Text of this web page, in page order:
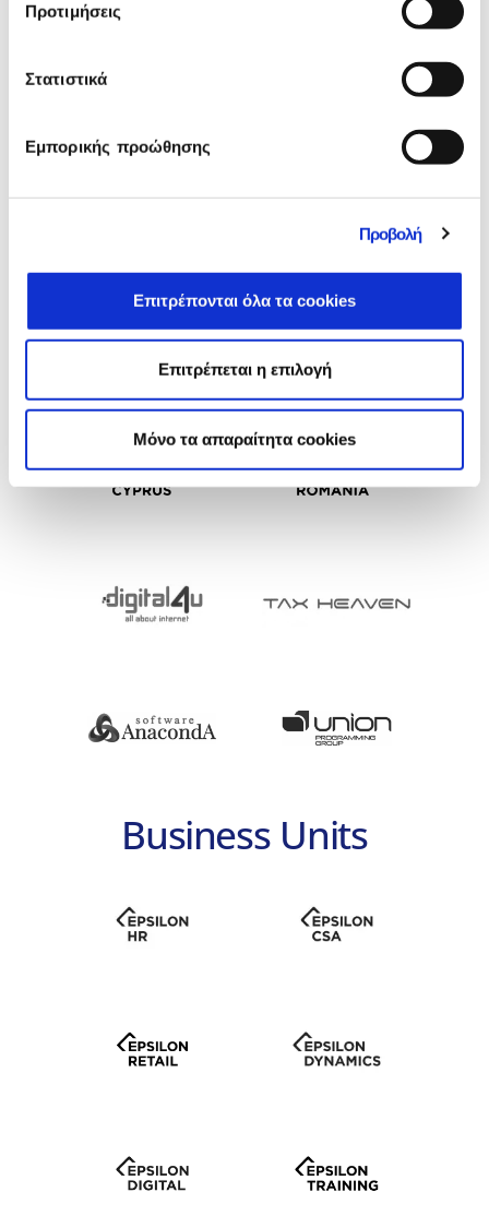
Προτιμήσεις
Στατιστικά
Εμπορικής προώθησης
Προβολή
Επιτρέπονται όλα τα cookies
Επιτρέπεται η επιλογή
Mόνο τα απαραίτητα cookies
Business Units